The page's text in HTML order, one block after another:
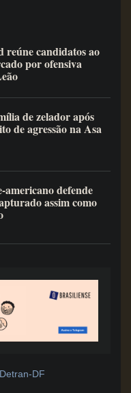
reúne candidatos ao
por ofensiva
de zelador após
de agressão na Asa
defende
assim como
Detran-DF